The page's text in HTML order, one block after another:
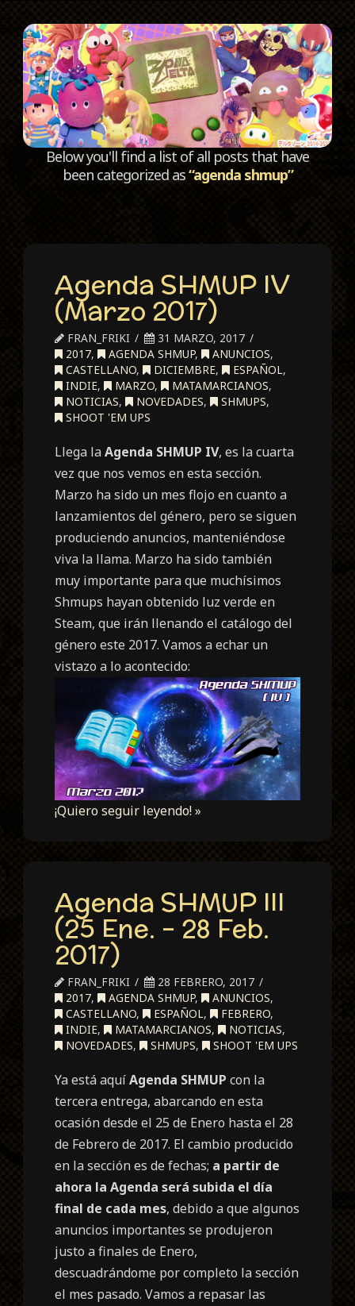
Below you'll find a list of all posts that have
been categorized as“agenda shmup”
Agenda SHMUP IV
(Marzo 2017)
FRAN_FRIKI
31 MARZO, 2017
2017, AGENDA SHMUP, ANUNCIOS,
CASTELLANO, DICIEMBRE, ESPAÑOL,
INDIE, MARZO, MATAMARCIANOS,
NOTICIAS, NOVEDADES, SHMUPS,
SHOOT 'EM UPS
Llega laAgenda SHMUP IV, es la cuarta
vez que nos vemos en esta sección.
Marzo ha sido un mes flojo en cuanto a
lanzamientos del género, pero se siguen
produciendo anuncios, manteniéndose
viva la llama. Marzo ha sido también
muy importante para que muchísimos
Shmups hayan obtenido luz verde en
Steam, que irán llenando el catálogo del
género este 2017. Vamos a echar un
vistazo a lo acontecido:
¡Quiero seguir leyendo! »
Agenda SHMUP III
(25 Ene. – 28 Feb.
2017)
FRAN_FRIKI
28 FEBRERO, 2017
2017, AGENDA SHMUP, ANUNCIOS,
CASTELLANO, ESPAÑOL, FEBRERO,
INDIE, MATAMARCIANOS, NOTICIAS,
NOVEDADES, SHMUPS, SHOOT 'EM UPS
Ya está aquíAgenda SHMUP con la
tercera entrega, abarcando en esta
ocasión desde el 25 de Enero hasta el 28
de Febrero de 2017. El cambio producido
en la sección es de fechas; a partir de
ahora la Agenda será subida el día
final de cada mes, debido a que algunos
anuncios importantes se produjeron
justo a finales de Enero,
descuadrándome por completo la sección
el mes pasado. Vamos a repasar las